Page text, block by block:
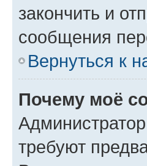
закончить и
сообщения
Вернуться к
Почему моё
требуют